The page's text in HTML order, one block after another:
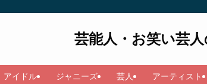
芸能人・お笑い芸
アイドル ジャニーズ 芸人 アーティスト